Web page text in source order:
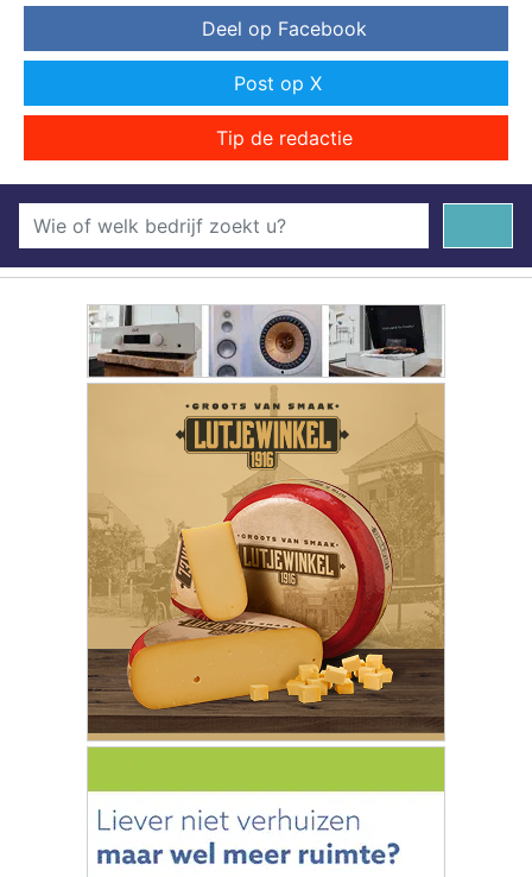
Deel op Facebook
Post op X
Tip de redactie